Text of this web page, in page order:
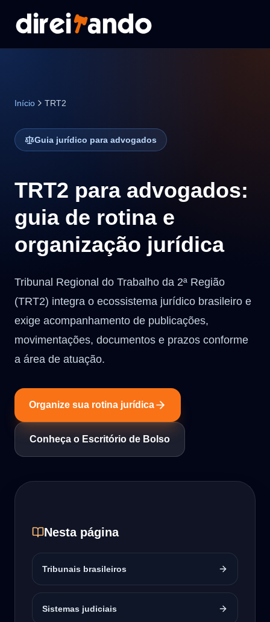
Início TRT2
Guia jurídico para advogados
TRT2 para advogados:
guia de rotina e
organização jurídica
Tribunal Regional do Trabalho da 2ª Região
(TRT2) integra o ecossistema jurídico brasileiro e
exige acompanhamento de publicações,
movimentações, documentos e prazos conforme
a área de atuação.
Organize sua rotina jurídica
Conheça o Escritório de Bolso
Nesta página
Tribunais brasileiros
Sistemas judiciais